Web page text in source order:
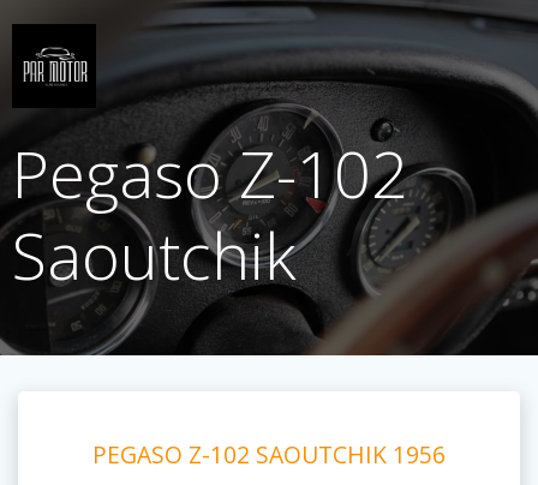
Saltar
al
contenido
Pegaso Z-102
Saoutchik
PEGASO Z-102 SAOUTCHIK 1956